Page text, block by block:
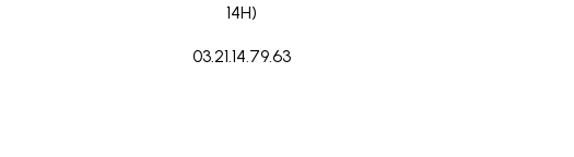
14H)
03.21.14.79.63